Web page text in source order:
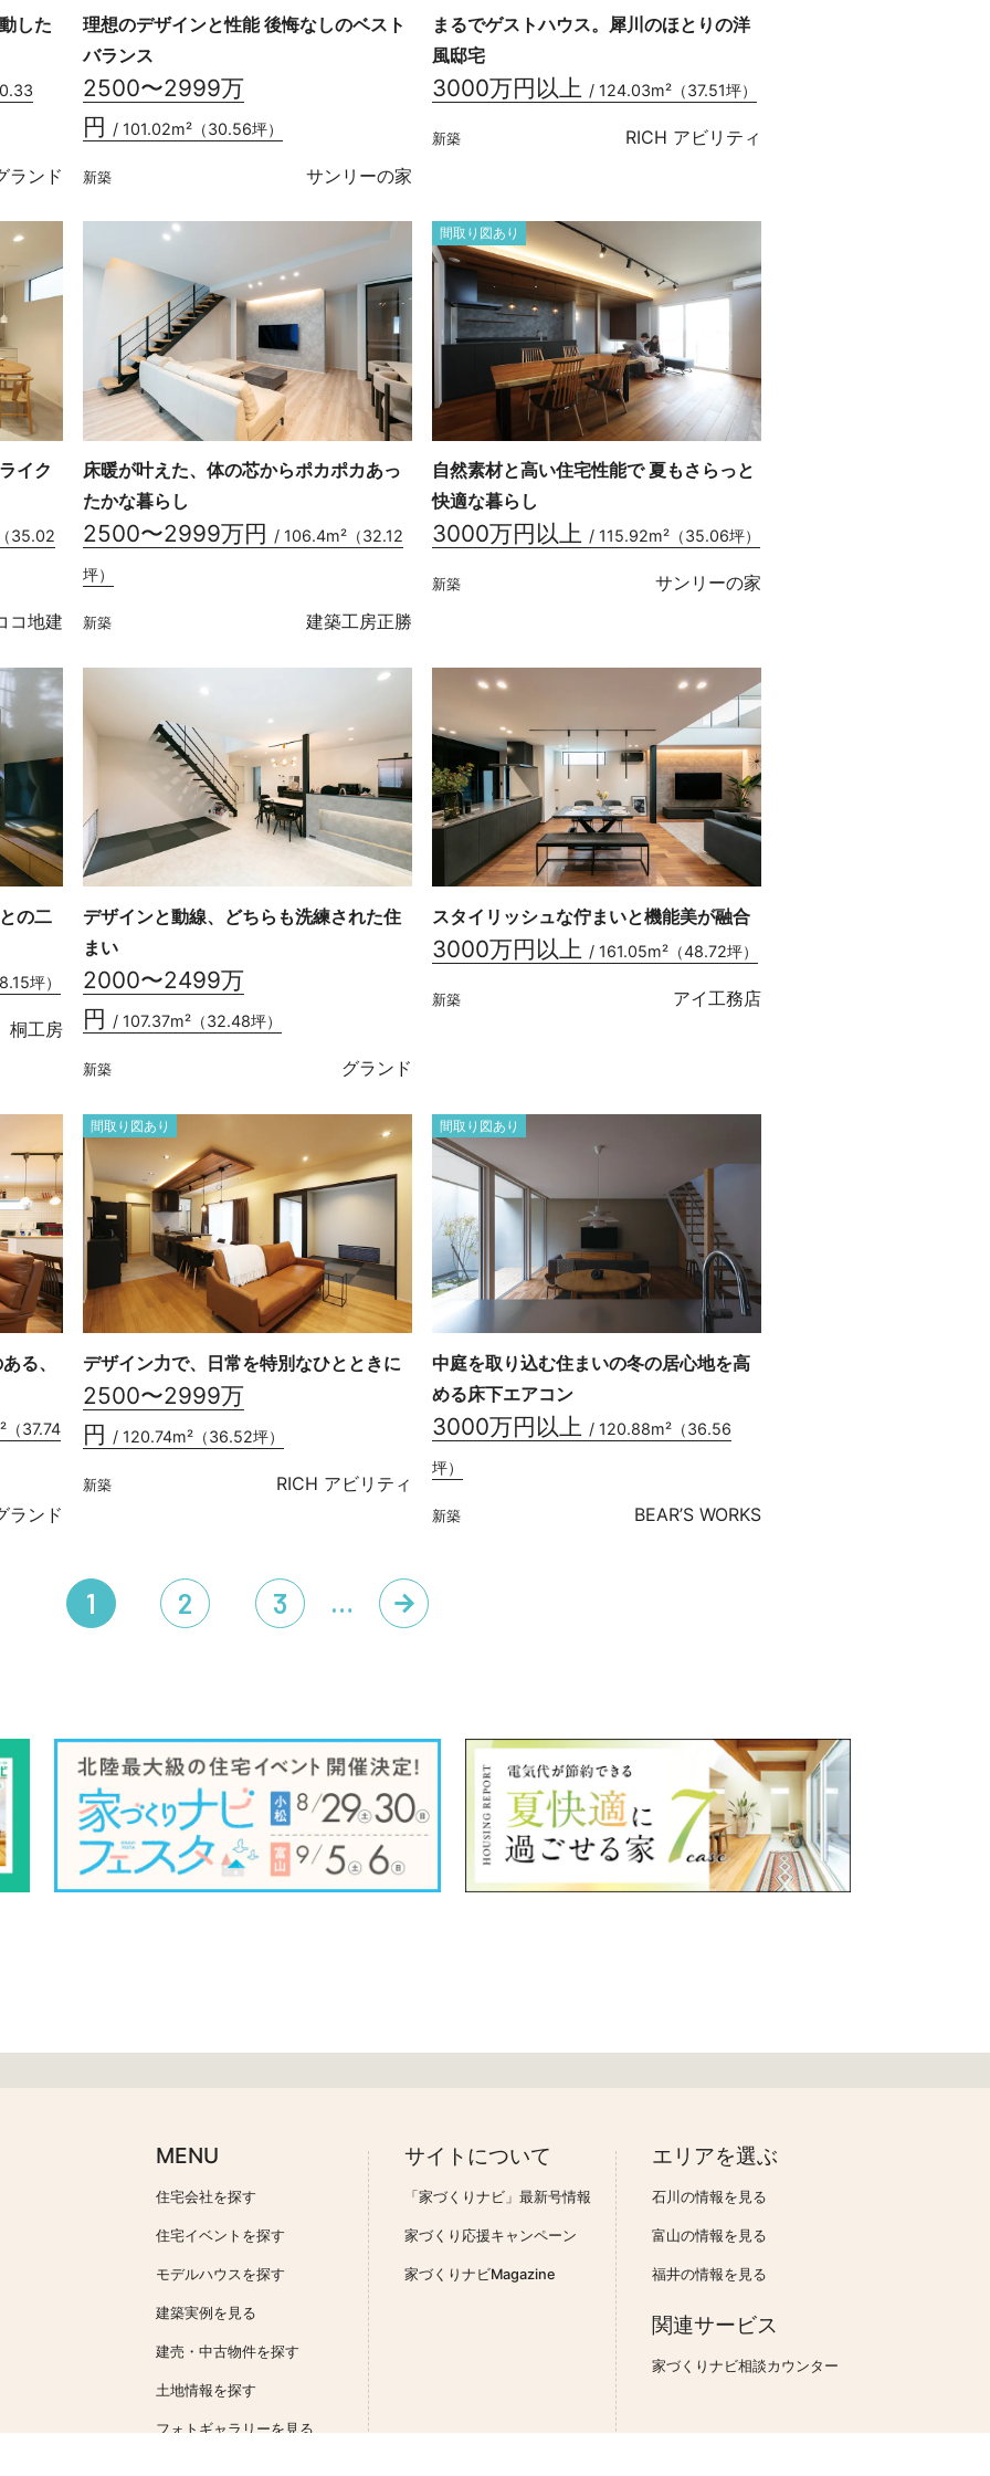
した
ランド
理想のデザインと性能 後悔なしのベスト
バランス
2500〜2999万
円 / 101.02m²（30.56坪）
新築 サンリーの家
まるでゲストハウス。犀川のほとりの洋
風邸宅
3000万円以上 / 124.03m²（37.51坪）
新築 RICH アビリティ
イク
35.02
コ地建
床暖が叶えた、体の芯からポカポカあっ
たかな暮らし
2500〜2999万円/ 106.4m²（32.12
坪）
新築 建築工房正勝
間取り図あり
自然素材と高い住宅性能で 夏もさらっと
快適な暮らし
3000万円以上/ 115.92m²（35.06坪）
新築 サンリーの家
の二
坪）
桐工房
デザインと動線、どちらも洗練された住
まい
2000〜2499万
円/ 107.37m²（32.48坪）
新築 グランド
スタイリッシュな佇まいと機能美が融合
3000万円以上/ 161.05m²（48.72坪）
新築 アイ工務店
る、
（37.74
ランド
間取り図あり
デザイン力で、日常を特別なひとときに
2500〜2999万
円 / 120.74m²（36.52坪）
新築 RICH アビリティ
間取り図あり
中庭を取り込む住まいの冬の居心地を高
める床下エアコン
3000万円以上 / 120.88m²（36.56
坪）
新築 BEAR’S WORKS
1 2 3 …
MENU
住宅会社を探す
住宅イベントを探す
モデルハウスを探す
建築実例を見る
建売・中古物件を探す
土地情報を探す
フォトギャラリーを見る
サイトについて
「家づくりナビ」最新号情報
家づくり応援キャンペーン
家づくりナビMagazine
エリアを選ぶ
石川の情報を見る
富山の情報を見る
福井の情報を見る
関連サービス
家づくりナビ相談カウンター